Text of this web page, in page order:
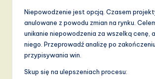
Niepowodzenie jest opcją. Czasem
anulowane z powodu zmian na rynku.
unikanie niepowodzenia za wszelką cenę,
niego. Przeprowadź analizę po
przypisywania win.
Skup się na ulepszeniach procesu: